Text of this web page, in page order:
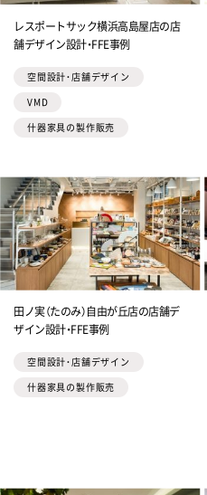
レスポートサック横浜高島屋店の店
舗デザイン設計・FFE事例
空間設計・店舗デザイン
VMD
什器家具の製作販売
田ノ実（たのみ）自由が丘店の店舗デ
ザイン設計・FFE事例
空間設計・店舗デザイン
什器家具の製作販売